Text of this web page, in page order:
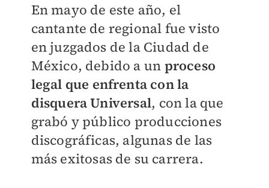
En mayo de este año, el
cantante de regional fue visto
en juzgados de la Ciudad de
México, debido a un proceso
legal que enfrenta con la
disquera Universal, con la que
grabó y público producciones
discográficas, algunas de las
más exitosas de su carrera.